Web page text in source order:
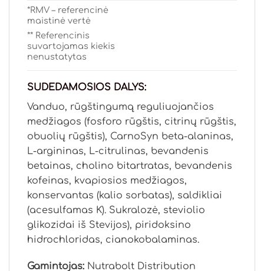
*RMV – referencinė
maistinė vertė
** Referencinis
suvartojamas kiekis
nenustatytas
SUDEDAMOSIOS DALYS:
Vanduo, rūgštingumą reguliuojančios
medžiagos (fosforo rūgštis, citrinų rūgštis,
obuolių rūgštis), CarnoSyn beta-alaninas,
L-argininas, L-citrulinas, bevandenis
betainas, cholino bitartratas, bevandenis
kofeinas, kvapiosios medžiagos,
konservantas (kalio sorbatas), saldikliai
(acesulfamas K). Sukralozė, steviolio
glikozidai iš Stevijos), piridoksino
hidrochloridas, cianokobalaminas.
Gamintojas: Nutrabolt Distribution